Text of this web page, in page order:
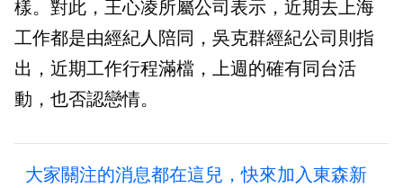
樣。對此，王心凌所屬公司表示，近期去上海
工作都是由經紀人陪同，吳克群經紀公司則指
出，近期工作行程滿檔，上週的確有同台活
動，也否認戀情。
大家關注的消息都在這兒，快來加入東森新